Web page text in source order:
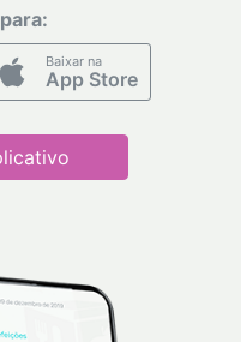
Baixar na
App Store